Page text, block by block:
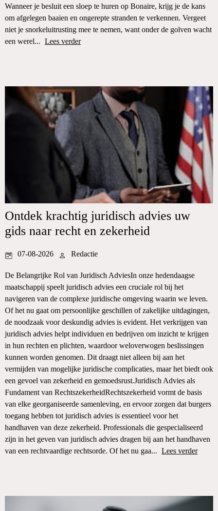
Wanneer je besluit een sloep te huren op Bonaire, krijg je de kans
om afgelegen baaien en ongerepte stranden te verkennen. Vergeet
niet je snorkeluitrusting mee te nemen, want onder de golven wacht
een werel... Lees verder
Ontdek krachtig juridisch advies uw
gids naar recht en zekerheid
07-08-2026 Redactie
De Belangrijke Rol van Juridisch AdviesIn onze hedendaagse
maatschappij speelt juridisch advies een cruciale rol bij het
navigeren van de complexe juridische omgeving waarin we leven.
Of het nu gaat om persoonlijke geschillen of zakelijke uitdagingen,
de noodzaak voor deskundig advies is evident. Het verkrijgen van
juridisch advies helpt individuen en bedrijven om inzicht te krijgen
in hun rechten en plichten, waardoor weloverwogen beslissingen
kunnen worden genomen. Dit draagt niet alleen bij aan het
vermijden van mogelijke juridische complicaties, maar het biedt ook
een gevoel van zekerheid en gemoedsrust.Juridisch Advies als
Fundament van RechtszekerheidRechtszekerheid vormt de basis
van elke georganiseerde samenleving, en ervoor zorgen dat burgers
toegang hebben tot juridisch advies is essentieel voor het
handhaven van deze zekerheid. Professionals die gespecialiseerd
zijn in het geven van juridisch advies dragen bij aan het handhaven
van een rechtvaardige rechtsorde. Of het nu gaa... Lees verder